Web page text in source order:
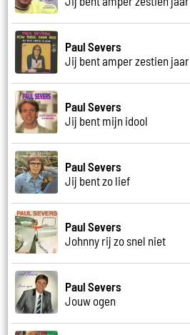
Paul Severs
Jij bent amper zestien jaar
Paul Severs
Jij bent mijn idool
Paul Severs
Jij bent zo lief
Paul Severs
Johnny rij zo snel niet
Paul Severs
Jouw ogen